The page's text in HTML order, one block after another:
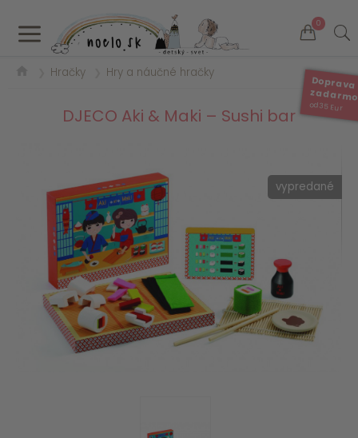
a 0
Doprava
od 35 Eur
Hračky Hry a náučné hračky
DJECO Aki & Maki – Sushi bar
vypredané